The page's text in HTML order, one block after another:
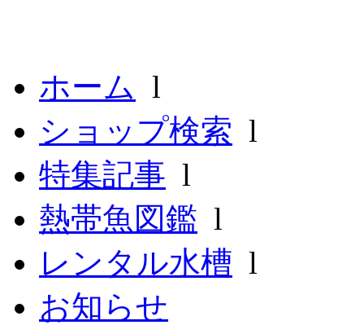
ホーム l
ショップ検索 l
特集記事 l
熱帯魚図鑑 l
レンタル水槽 l
お知らせ